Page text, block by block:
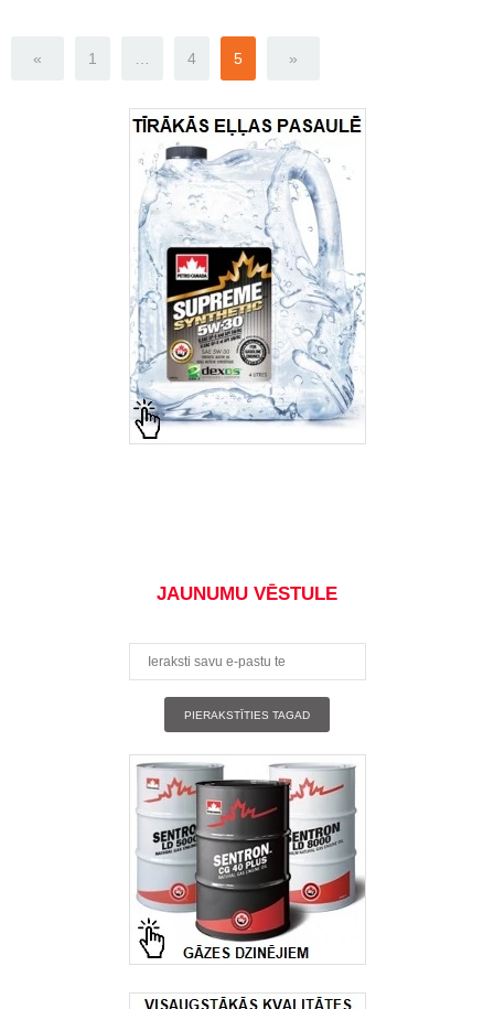
« 1 4 5 »
JAUNUMU VĒSTULE